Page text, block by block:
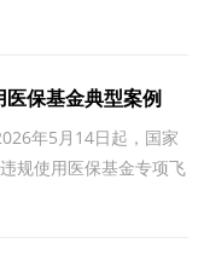
医疗健康领
保基金典型案例
年5月14日起，国家
规使用医保基金专项飞
布了